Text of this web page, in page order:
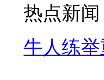
热点新闻
牛人练